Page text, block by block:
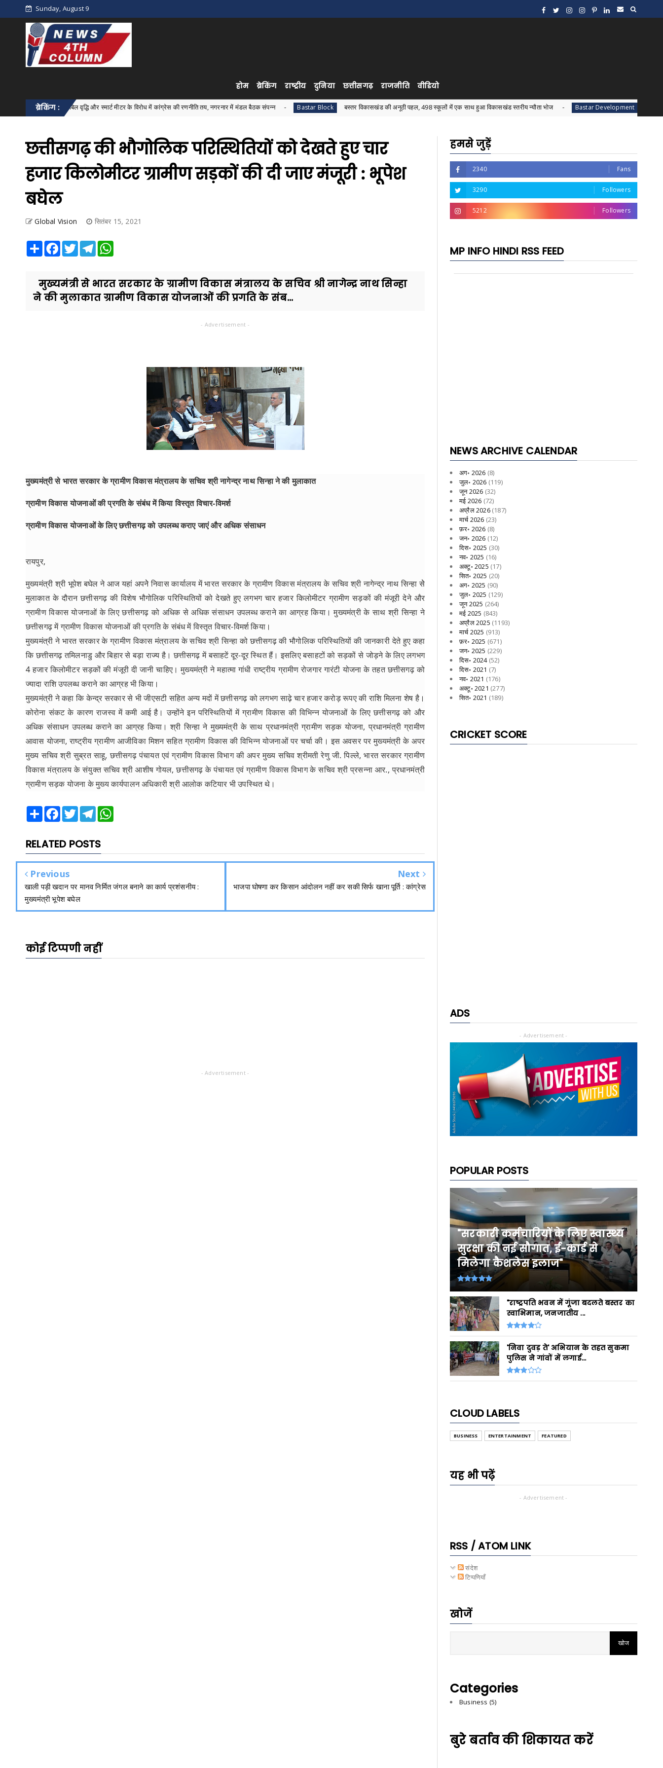
Sunday, August 9
होम ब्रेकिंग राष्ट्रीय दुनिया छत्तीसगढ़ राजनीति वीडियो
ब्रेकिंग :
बिजली बिल वृद्धि और स्मार्ट मीटर के विरोध में कांग्रेस की रणनीति तय, नगरनार में मंडल बैठक संपन्न Bastar Block बस्तर विकासखंड की अनूठी पहल, 498 स्कूलों में एक साथ हुआ विकासखंड स्तरीय न्यौता भोज Bastar Development बस्तर के जनजातीय
छत्तीसगढ़ की भौगोलिक परिस्थितियों को देखते हुए चार
हजार किलोमीटर ग्रामीण सड़कों की दी जाए मंजूरी : भूपेश
बघेल
Global Vision सितंबर 15, 2021
Share Facebook
TwitterTelegram
मुख्यमंत्री से भारत सरकार के ग्रामीण विकास मंत्रालय के सचिव श्री नागेन्द्र नाथ सिन्हा
ने की मुलाकात ग्रामीण विकास योजनाओं की प्रगति के संब...
- Advertisement -
मुख्यमंत्री से भारत सरकार के ग्रामीण विकास मंत्रालय के सचिव श्री नागेन्द्र नाथ सिन्हा ने की मुलाकात
ग्रामीण विकास योजनाओं की प्रगति के संबंध में किया विस्तृत विचार-विमर्श
ग्रामीण विकास योजनाओं के लिए छत्तीसगढ़ को उपलब्ध कराए जाएं और अधिक संसाधन
रायपुर,
मुख्यमंत्री श्री भूपेश बघेल ने आज यहां अपनेे निवास कार्यालय में भारत सरकार के ग्रामीण विकास मंत्रालय के सचिव श्री नागेन्द्र नाथ सिन्हा सेे
मुलाकात के दौरान छत्तीसगढ़ की विशेष भौगोलिक परिस्थितियों को देखते हुए लगभग चार हजार किलोमीटर ग्रामीण सड़कों की मंजूरी देने और
ग्रामीण विकास योजनाओं के लिए छत्तीसगढ़ को अधिक से अधिक संसाधन उपलब्ध कराने का आग्रह किया। मुख्यमंत्री के साथ श्री सिन्हा ने
छत्तीसगढ़ में ग्रामीण विकास योजनाओं की प्रगति के संबंध में विस्तृत विचार-विमर्श किया।
मुख्यमंत्री ने भारत सरकार के ग्रामीण विकास मंत्रालय के सचिव श्री सिन्हा को छत्तीसगढ़ की भौगोलिक परिस्थितियों की जानकारी देते हुए कहा
कि छत्तीसगढ़ तमिलनाडु और बिहार से बड़ा राज्य है। छत्तीसगढ़ में बसाहटें दूर-दूर स्थित हैं। इसलिए बसाहटों को सड़कों से जोड़ने के लिए लगभग
4 हजार किलोमीटर सड़कों की मंजूरी दी जानी चाहिए। मुख्यमंत्री ने महात्मा गांधी राष्ट्रीय ग्रामीण रोजगार गारंटी योजना के तहत छत्तीसगढ़ को
ज्यादा राशि उपलब्ध कराने का आग्रह भी किया।
मुख्यमंत्री ने कहा कि केन्द्र सरकार से भी जीएसटी सहित अन्य मदों में छत्तीसगढ़ को लगभग साढ़े चार हजार करोड़ रूपए की राशि मिलना शेष है।
कोरोना संकट के कारण राजस्व में कमी आई है। उन्होंने इन परिस्थितियों में ग्रामीण विकास की विभिन्न योजनाओं के लिए छत्तीसगढ़ को और
अधिक संसाधन उपलब्ध कराने का आग्रह किया। श्री सिन्हा ने मुख्यमंत्री के साथ प्रधानमंत्री ग्रामीण सड़क योजना, प्रधानमंत्री ग्रामीण
आवास योजना, राष्ट्रीय ग्रामीण आजीविका मिशन सहित ग्रामीण विकास की विभिन्न योजनाओं पर चर्चा की। इस अवसर पर मुख्यमंत्री के अपर
मुख्य सचिव श्री सुब्रत साहू, छत्तीसगढ़ पंचायत एवं ग्रामीण विकास विभाग की अपर मुख्य सचिव श्रीमती रेणु जी. पिल्ले, भारत सरकार ग्रामीण
विकास मंत्रालय के संयुक्त सचिव श्री आशीष गोयल, छत्तीसगढ़ के पंचायत एवं ग्रामीण विकास विभाग के सचिव श्री प्रसन्ना आर., प्रधानमंत्री
ग्रामीण सड़क योजना के मुख्य कार्यपालन अधिकारी श्री आलोक कटियार भी उपस्थित थे।
Share Facebook
TwitterTelegram
RELATED POSTS
Previous
खाली पड़ी खदान पर मानव निर्मित जंगल बनाने का कार्य प्रशंसनीय :
मुख्यमंत्री भूपेश बघेल
Next
भाजपा घोषणा कर किसान आंदोलन नहीं कर सकी सिर्फ खाना पूर्ति : कांग्रेस
कोई टिप्पणी नहीं
- Advertisement -
हमसे जुड़ें
2340 Fans
3290 Followers
5212 Followers
MP INFO HINDI RSS FEED
NEWS ARCHIVE CALENDAR
अग॰ 2026 (8)
जुल॰ 2026 (119)
जून 2026 (32)
मई 2026 (72)
अप्रैल 2026(187)
मार्च 2026 (23)
फ़र॰ 2026 (8)
जन॰ 2026 (12)
दिस॰ 2025 (30)
नव॰ 2025 (16)
अक्टू॰ 2025 (17)
सित॰ 2025 (20)
अग॰ 2025 (90)
जुल॰ 2025 (129)
जून 2025 (264)
मई 2025 (843)
अप्रैल 2025 (1193)
मार्च 2025 (913)
फ़र॰ 2025 (671)
जन॰ 2025 (229)
दिस॰ 2024(52)
दिस॰ 2021 (7)
नव॰ 2021 (176)
अक्टू॰ 2021 (277)
सित॰ 2021 (189)
CRICKET SCORE
ADS
- Advertisement -
POPULAR POSTS
"सरकारी कर्मचारियों के लिए स्वास्थ्य
सुरक्षा की नई सौगात, ई-कार्ड से
मिलेगा कैशलेस इलाज"
"राष्ट्रपति भवन में गूंजा बदलते बस्तर का
स्वाभिमान, जनजातीय ...
'निवा दुवड़ ते' अभियान के तहत सुकमा
पुलिस ने गांवों में लगाई...
CLOUD LABELS
BUSINESS ENTERTAINMENT FEATURED
यह भी पढ़ें
- Advertisement -
RSS / ATOM LINK
संदेश
टिप्पणियाँ
खोजें
Categories
Business (5)
बुरे बर्ताव की शिकायत करें